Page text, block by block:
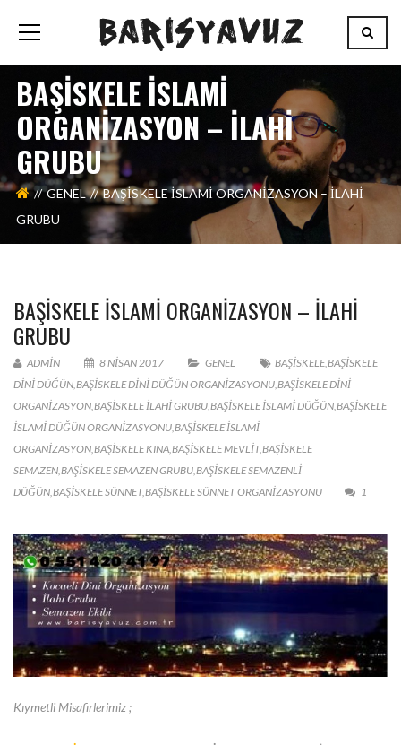
BAŞİSKELE İSLAMI
ORGANIZASYON – İLAHI
GRUBU
GENEL
BAŞİSKELE İSLAMI ORGANIZASYON – İLAHI
GRUBU
BAŞİSKELE İSLAMI ORGANIZASYON – İLAHI
GRUBU
ADMIN 8 NISAN 2017 GENEL BAŞISKELE,BAŞİSKELE
DINI DÜĞÜN,BAŞİSKELE DINI DÜĞÜN ORGANIZASYONU,BAŞİSKELE DINI
ORGANIZASYON,BAŞISKELE ILAHI GRUBU,BAŞİSKELE ISLAMI DÜĞÜN,BAŞİSKELE
ISLAMI DÜĞÜN ORGANIZASYONU,BAŞİSKELE ISLAMI
ORGANIZASYON,BAŞİSKELE KINA,BAŞİSKELE MEVLIT,BAŞISKELE
SEMAZEN,BAŞISKELE SEMAZEN GRUBU,BAŞİSKELE SEMAZENLI
DÜĞÜN,BAŞİSKELE SÜNNET,BAŞISKELE SÜNNET ORGANIZASYONU 1
Kıymetli Misafirlerimiz ;